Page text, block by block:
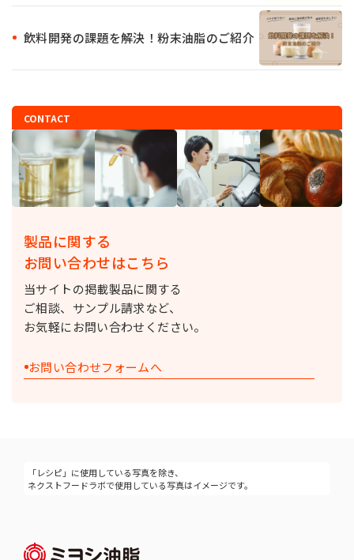
飲料開発の課題を解決！粉末油脂のご紹介
CONTACT
製品に関する
お問い合わせはこちら
当サイトの掲載製品に関する
ご相談、サンプル請求など、
お気軽にお問い合わせください。
お問い合わせフォームへ
「レシピ」に使用している写真を除き、
ネクストフードラボで使用している写真はイメージです。